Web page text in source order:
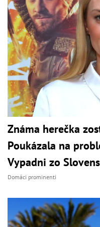
Známa herečka
Poukázala na
Vypadni zo
Domáci prominenti